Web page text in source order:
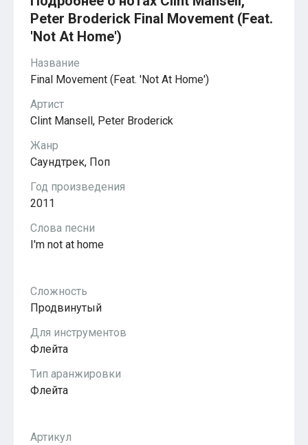
Красавица и чудовище
из мультфильмов Disney
Моана (Disney)
Ноты из аниме
Ходячий замок Хаула
Для обучения
1-ой класс обучения
2-ий класс обучения
Для детского сада
Ноты для средней группы
Ноты для старшей группы
Пасхальные ноты
Христианская музыка
из компьютерных игр
The Legend Of Zelda
Minecraft
Five Nights at Freddy’s
Бесплатные
Peter Broderick Final Movement (Feat.
'Not At Home')
Название
Final Movement (Feat. 'Not At Home')
Артист
Clint Mansell, Peter Broderick
Жанр
Саундтрек, Поп
Год произведения
2011
Слова песни
I'm not at home
Сложность
Продвинутый
Для инструментов
Флейта
Тип аранжировки
Флейта
Артикул